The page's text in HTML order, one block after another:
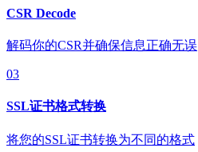
CSR Decode
解码你的CSR并确保信息正确无误
03
SSL证书格式转换
将您的SSL证书转换为不同的格式